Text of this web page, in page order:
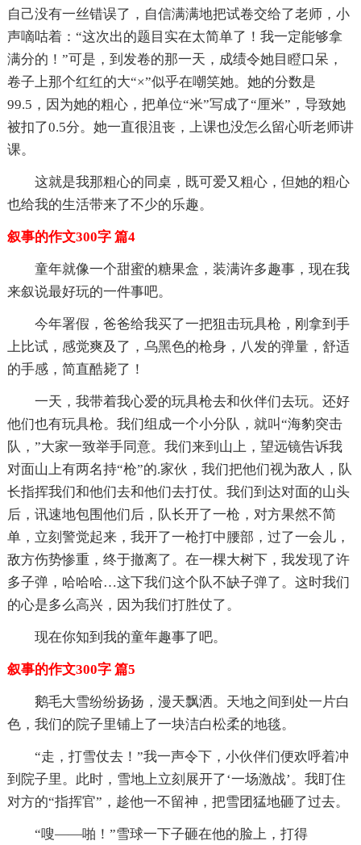
自己没有一丝错误了，自信满满地把试卷交给了老师，小
声嘀咕着：“这次出的题目实在太简单了！我一定能够拿
满分的！”可是，到发卷的那一天，成绩令她目瞪口呆，
卷子上那个红红的大“×”似乎在嘲笑她。她的分数是
99.5，因为她的粗心，把单位“米”写成了“厘米”，导致她
被扣了0.5分。她一直很沮丧，上课也没怎么留心听老师讲
课。
这就是我那粗心的同桌，既可爱又粗心，但她的粗心
也给我的生活带来了不少的乐趣。
叙事的作文300字 篇4
童年就像一个甜蜜的糖果盒，装满许多趣事，现在我
来叙说最好玩的一件事吧。
今年署假，爸爸给我买了一把狙击玩具枪，刚拿到手
上比试，感觉爽及了，乌黑色的枪身，八发的弹量，舒适
的手感，简直酷毙了！
一天，我带着我心爱的玩具枪去和伙伴们去玩。还好
他们也有玩具枪。我们组成一个小分队，就叫“海豹突击
队，”大家一致举手同意。我们来到山上，望远镜告诉我
对面山上有两名持“枪”的.家伙，我们把他们视为敌人，队
长指挥我们和他们去和他们去打仗。我们到达对面的山头
后，讯速地包围他们后，队长开了一枪，对方果然不简
单，立刻警觉起来，我开了一枪打中腰部，过了一会儿，
敌方伤势惨重，终于撤离了。在一棵大树下，我发现了许
多子弹，哈哈哈…这下我们这个队不缺子弹了。这时我们
的心是多么高兴，因为我们打胜仗了。
现在你知到我的童年趣事了吧。
叙事的作文300字 篇5
鹅毛大雪纷纷扬扬，漫天飘洒。天地之间到处一片白
色，我们的院子里铺上了一块洁白松柔的地毯。
“走，打雪仗去！”我一声令下，小伙伴们便欢呼着冲
到院子里。此时，雪地上立刻展开了‘一场激战’。我盯住
对方的“指挥官”，趁他一不留神，把雪团猛地砸了过去。
“嗖——啪！”雪球一下子砸在他的脸上，打得